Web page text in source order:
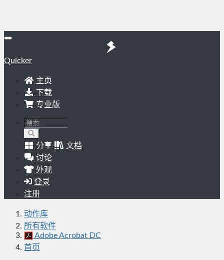
Quicker
主页
下载
专业版
分享
文档
讨论
外观
登录
注册
动作库
所有软件
Adobe Acrobat DC
首页